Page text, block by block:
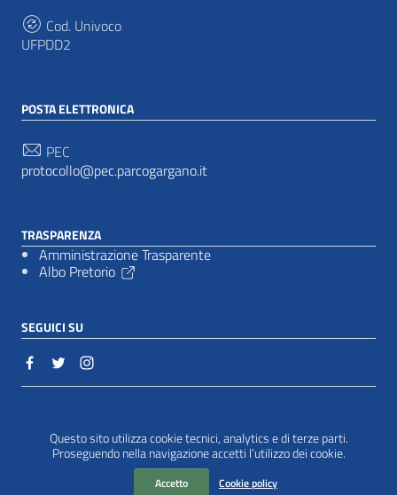
Questo sito utilizza cookie tecnici, analytics e di terze parti.
Proseguendo nella navigazione accetti l’utilizzo dei cookie.
Accetto Cookie policy
Cod. Univoco
UFPDD2
POSTA ELETTRONICA
PEC
protocollo@pec.parcogargano.it
TRASPARENZA
Amministrazione Trasparente
Albo Pretorio
SEGUICI SU